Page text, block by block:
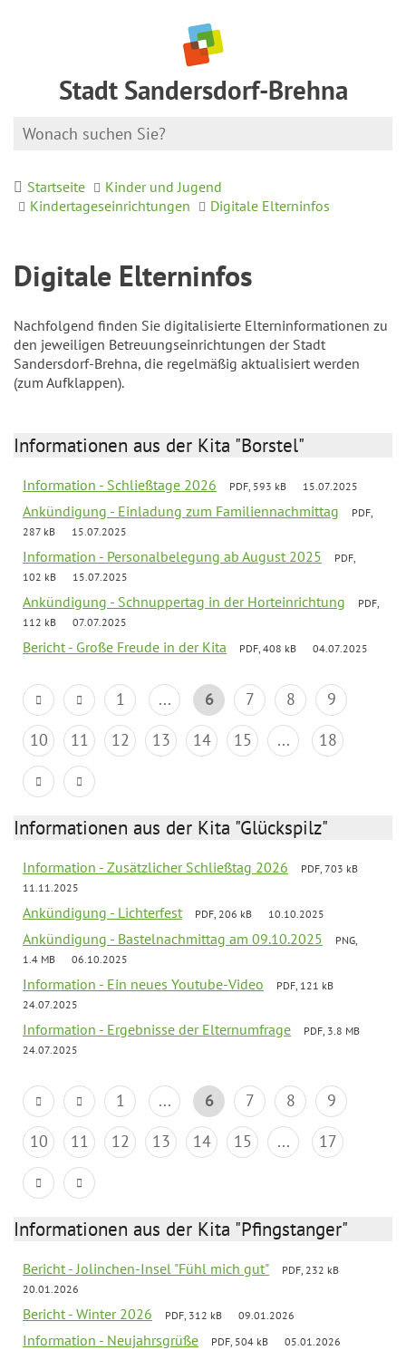
Stadt Sandersdorf-Brehna
Startseite
Kinder und Jugend
Kindertageseinrichtungen
Digitale Elterninfos
Digitale Elterninfos
Nachfolgend finden Sie digitalisierte Elterninformationen zu
den jeweiligen Betreuungseinrichtungen der Stadt
Sandersdorf-Brehna, die regelmäßig aktualisiert werden
(zum Aufklappen).
Informationen aus der Kita "Borstel"
Information - Schließtage 2026 PDF, 593 kB 15.07.2025
Ankündigung - Einladung zum Familiennachmittag
PDF,
287 kB
15.07.2025
Information - Personalbelegung ab August 2025
PDF,
102 kB
15.07.2025
Ankündigung - Schnuppertag in der Horteinrichtung
PDF,
112 kB
07.07.2025
Bericht - Große Freude in der Kita PDF, 408 kB 04.07.2025
1 ... 6 7 8
9
10
11 12 13 14 15 ... 18
Informationen aus der Kita "Glückspilz"
Information - Zusätzlicher Schließtag 2026
PDF, 703 kB
11.11.2025
Ankündigung - Lichterfest PDF, 206 kB 10.10.2025
Ankündigung - Bastelnachmittag am 09.10.2025
PNG,
1.4 MB
06.10.2025
Information - Ein neues Youtube-Video
PDF, 121 kB
24.07.2025
Information - Ergebnisse der Elternumfrage
PDF, 3.8 MB
24.07.2025
1 ... 6 7 8
9
10
11 12 13 14 15 ... 17
Informationen aus der Kita "Pfingstanger"
Bericht - Jolinchen-Insel "Fühl mich gut"
PDF, 232 kB
20.01.2026
Bericht - Winter 2026 PDF, 312 kB 09.01.2026
Information - Neujahrsgrüße PDF, 504 kB 05.01.2026